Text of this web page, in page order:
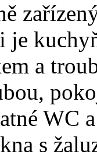
je
a
WC
s